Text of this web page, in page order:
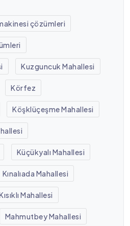
çözümleri
Kuzguncuk Mahallesi
Körfez
Köşklüçeşme Mahallesi
Küçükyalı Mahallesi
Kınalıada Mahallesi
Mahallesi
Mahmutbey Mahallesi